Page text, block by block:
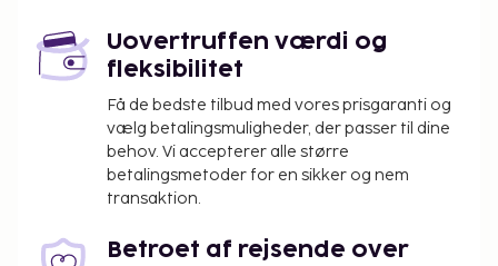
Uovertruffen værdi og
fleksibilitet
Få de bedste tilbud med vores prisgaranti og
vælg betalingsmuligheder, der passer til dine
behov. Vi accepterer alle større
betalingsmetoder for en sikker og nem
transaktion.
Betroet af rejsende over